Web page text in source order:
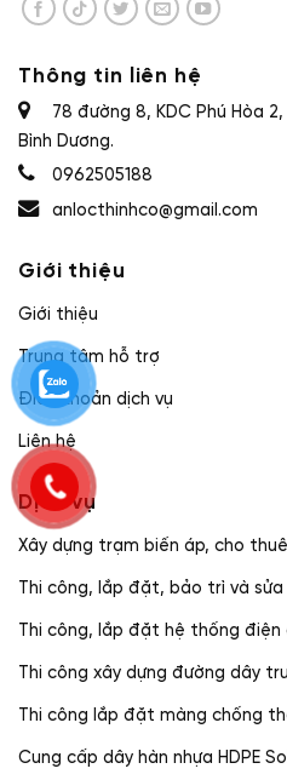
Thông tin liên hệ
78 đường 8, KDC Phú Hòa 2,
Bình Dương.
0962505188
anlocthinhco@gmail.com
Giới thiệu
Giới thiệu
Trung tâm hỗ trợ
Điều khoản dịch vụ
Liên hệ
Dịch vụ
Xây dựng trạm biến áp, cho
Thi công, lắp đặt, bảo trì và
Thi công, lắp đặt hệ thống điện
Thi công xây dựng đường dây
Thi công lắp đặt màng chống
Cung cấp dây hàn nhựa HDPE